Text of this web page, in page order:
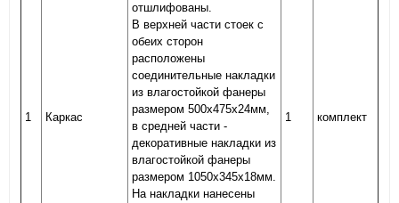
1 Каркас
отшлифованы.
В верхней части стоек с
обеих сторон
расположены
соединительные накладки
из влагостойкой фанеры
размером 500х475х24мм,
в средней части -
декоративные накладки из
влагостойкой фанеры
размером 1050х345х18мм.
На накладки нанесены
1 комплект